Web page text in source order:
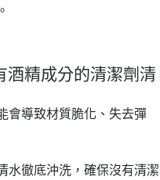
酒精成分的清潔劑清
會導致材質脆化、失去彈
水徹底沖洗，確保沒有清潔